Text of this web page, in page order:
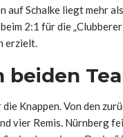
Schalke liegt mehr
2:1 für die
erzielt.
beiden
Knappen. Von den
vier Remis. Nürnberg